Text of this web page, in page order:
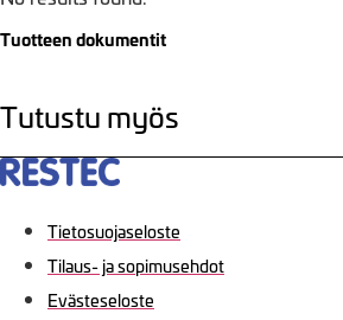
Tuotteen dokumentit
Tutustu myös
Tietosuojaseloste
Tilaus- ja sopimusehdot
Evästeseloste